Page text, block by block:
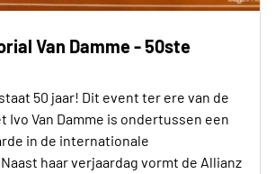
Van Damme - 50ste
50 jaar! Dit event ter ere van de
Ivo Van Damme is ondertussen een
in de internationale
haar verjaardag vormt de Allianz